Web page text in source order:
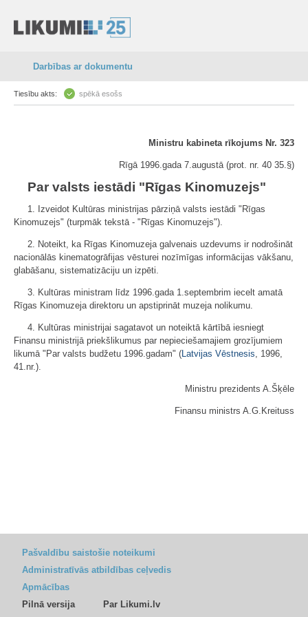
Darbības ar dokumentu
Tiesību akts: spēkā esošs
Ministru kabineta rīkojums Nr. 323
Rīgā 1996.gada 7.augustā (prot. nr. 40 35.§)
Par valsts iestādi "Rīgas Kinomuzejs"
1. Izveidot Kultūras ministrijas pārziņā valsts iestādi "Rīgas
Kinomuzejs" (turpmāk tekstā - "Rīgas Kinomuzejs").
2. Noteikt, ka Rīgas Kinomuzeja galvenais uzdevums ir nodrošināt
nacionālās kinematogrāfijas vēsturei nozīmīgas informācijas vākšanu,
glabāšanu, sistematizāciju un izpēti.
3. Kultūras ministram līdz 1996.gada 1.septembrim iecelt amatā
Rīgas Kinomuzeja direktoru un apstiprināt muzeja nolikumu.
4. Kultūras ministrijai sagatavot un noteiktā kārtībā iesniegt
Finansu ministrijā priekšlikumus par nepieciešamajiem grozījumiem
likumā "Par valsts budžetu 1996.gadam" (Latvijas Vēstnesis, 1996,
41.nr.).
Ministru prezidents A.Šķēle
Finansu ministrs A.G.Kreituss
Pašvaldību saistošie noteikumi
Administratīvās atbildības ceļvedis
Apmācības
Pilnā versija
Par Likumi.lv